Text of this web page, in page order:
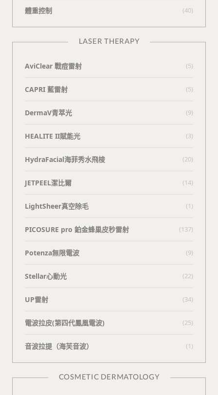
體重控制 (40)
LASER THERAPY
AviClear 戰痘雷射 (5)
CAPRI 藍雷射 (5)
DermaV青萃光 (9)
HEALITE II賦能光 (3)
HydraFacial海菲秀水飛梭 (20)
JETPEEL潔比爾 (14)
LightSheer真空除毛 (1)
PICOSURE pro 鉑金蜂巢皮秒雷射 (137)
Potenza無限電波 (9)
Stellar心動光 (22)
UP雷射 (34)
電波拉皮(第四代鳳凰電波) (25)
⾳波拉提（海芙⾳波） (1)
COSMETIC DERMATOLOGY